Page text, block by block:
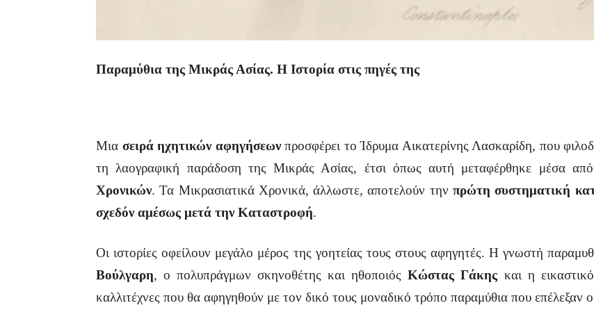
Παραμύθια της Μικράς Ασίας. Η Ιστορία στις πηγές της
Μια σειρά ηχητικών αφηγήσεωνπροσφέρει το Ίδρυμα Αικατερίνης Λασκαρίδη, που
τη λαογραφική παράδοση της Μικράς Ασίας, έτσι όπως αυτή μεταφέρθηκε μέσα
Χρονικών. Τα Μικρασιατικά Χρονικά, άλλωστε, αποτελούν την πρώτη συστηματική
σχεδόν αμέσως μετά την Καταστροφή.
Οι ιστορίες οφείλουν μεγάλο μέρος της γοητείας τους στους αφηγητές. Η γνωστή
Βούλγαρη, ο πολυπράγμων σκηνοθέτης και ηθοποιόςΚώστας Γάκης και η
καλλιτέχνες που θα αφηγηθούν με τον δικό τους μοναδικό τρόπο παραμύθια που επέλεξαν